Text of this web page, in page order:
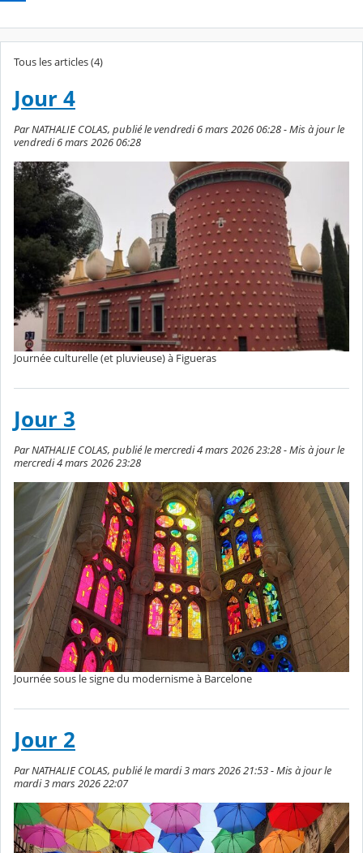
Tous les articles (4)
Jour 4
Par NATHALIE COLAS, publié le vendredi 6 mars 2026 06:28 - Mis à jour le
vendredi 6 mars 2026 06:28
Journée culturelle (et pluvieuse) à Figueras
Jour 3
Par NATHALIE COLAS, publié le mercredi 4 mars 2026 23:28 - Mis à jour le
mercredi 4 mars 2026 23:28
Journée sous le signe du modernisme à Barcelone
Jour 2
Par NATHALIE COLAS, publié le mardi 3 mars 2026 21:53 - Mis à jour le
mardi 3 mars 2026 22:07